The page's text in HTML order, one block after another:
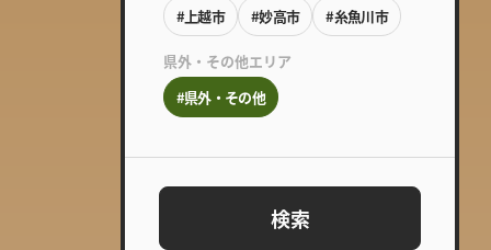
#上越市
#妙高市 #糸魚川市
県外・その他エリア
#県外・その他
検索